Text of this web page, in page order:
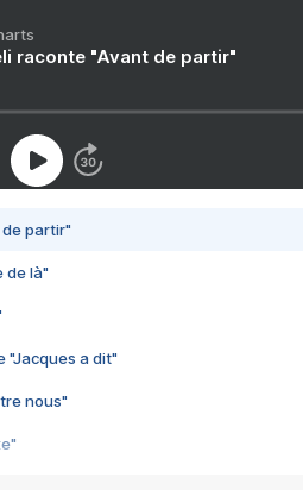
raconte "Avant de partir"
de partir"
de là"
"Jacques a dit"
nous"